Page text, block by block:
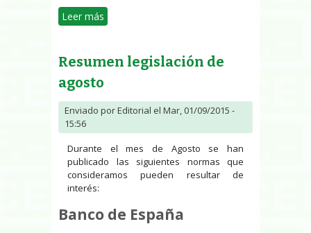
Leer más
Resumen legislación de
agosto
Enviado porEditorial el Mar, 01/09/2015 -
15:56
Durante el mes de Agosto se han
publicado las siguientes normas que
consideramos pueden resultar de
interés:
Banco de España